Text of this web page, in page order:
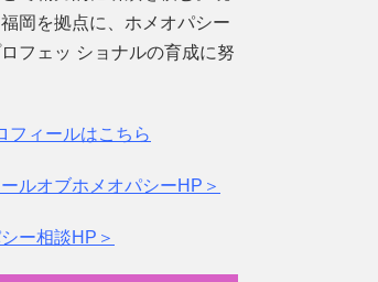
岡を拠点に、ホメオパシー
フェッ ショナルの育成に努
フィールはこちら
ルオブホメオパシーHP＞
ー相談HP＞